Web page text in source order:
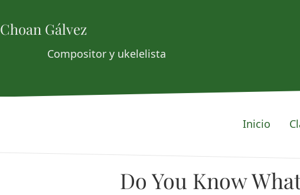
Choan Gálvez
Compositor y ukelelista
Inicio
Do You Know